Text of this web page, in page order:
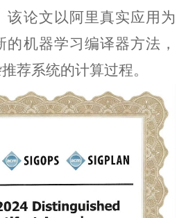
该论文 以阿里真实应用为
的机器学习编译器方法，
荐系统的计算过程。